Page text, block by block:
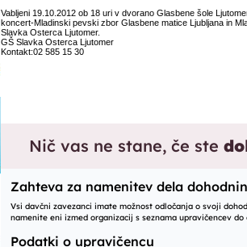
Vabljeni 19.10.2012 ob 18 uri v dvorano Glasbene šole
koncert-Mladinski pevski zbor Glasbene matice Ljubljana in
Slavka Osterca Ljutomer.
GŠ Slavka Osterca Ljutomer
Kontakt:02 585 15 30